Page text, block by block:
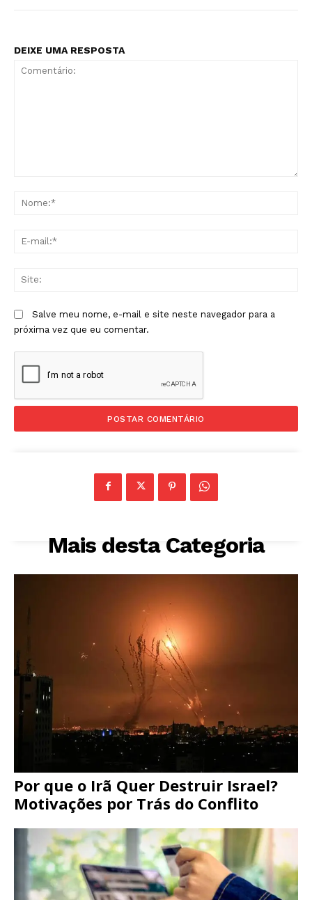
DEIXE UMA RESPOSTA
Salve meu nome, e-mail e site neste navegador para a
próxima vez que eu comentar.
Mais desta Categoria
Por que o Irã Quer Destruir Israel?
Motivações por Trás do Conflito